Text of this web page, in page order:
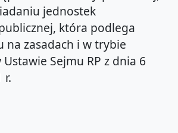
jednostek
która podlega
na zasadach i w trybie
Sejmu RP z dnia 6
r.